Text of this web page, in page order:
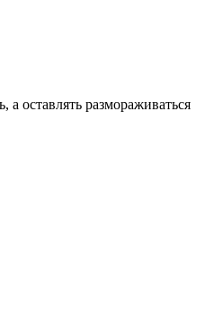
оставлять размораживаться